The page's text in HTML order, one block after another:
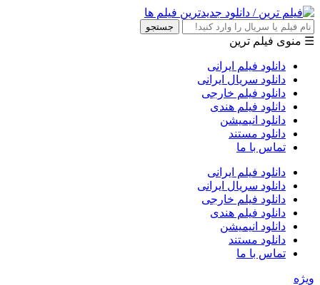
جستجو
☰ منوی فیلم ترین
دانلود فیلم ایرانی
دانلود سریال ایرانی
دانلود فیلم خارجی
دانلود فیلم هندی
دانلود انیمیشن
دانلود مستند
تماس با ما
دانلود فیلم ایرانی
دانلود سریال ایرانی
دانلود فیلم خارجی
دانلود فیلم هندی
دانلود انیمیشن
دانلود مستند
تماس با ما
ویژه